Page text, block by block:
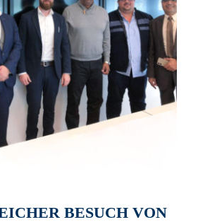
BESUCH VON